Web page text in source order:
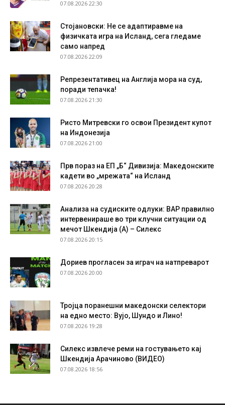
07.08.2026 22:30
Стојановски: Не се адаптиравме на
физичката игра на Исланд, сега гледаме
само напред
07.08.2026 22:09
Репрезентативец на Англија мора на суд,
поради тепачка!
07.08.2026 21:30
Ристо Митревски го освои Президент купот
на Индонезија
07.08.2026 21:00
Прв пораз на ЕП „Б“ Дивизија: Македонските
кадети во „мрежата“ на Исланд
07.08.2026 20:28
Анализа на судиските одлуки: ВАР правилно
интервенираше во три клучни ситуации од
мечот Шкендија (А) – Силекс
07.08.2026 20:15
Дориев прогласен за играч на натпреварот
07.08.2026 20:00
Тројца поранешни македонски селектори
на едно место: Вујо, Шундо и Лино!
07.08.2026 19:28
Силекс извлече реми на гостувањето кај
Шкендија Арачиново (ВИДЕО)
07.08.2026 18:56